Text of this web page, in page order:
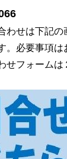
わせは下記
。必要事項
せフォーム